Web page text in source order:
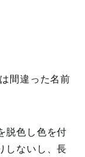
間違った名前
脱色し色を付
しないし、長